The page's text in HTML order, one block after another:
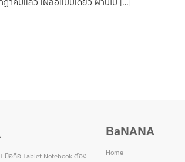
มือถือ Tablet Notebook ต้อง
BaNANA
Home